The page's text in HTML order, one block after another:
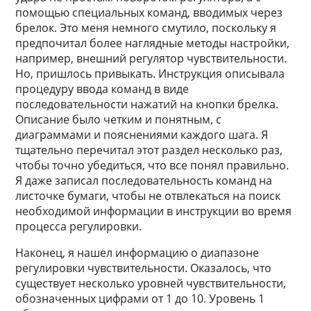
помощью специальных команд, вводимых через
брелок. Это меня немного смутило, поскольку я
предпочитал более наглядные методы настройки,
например, внешний регулятор чувствительности.
Но, пришлось привыкать. Инструкция описывала
процедуру ввода команд в виде
последовательности нажатий на кнопки брелка.
Описание было четким и понятным, с
диаграммами и пояснениями каждого шага. Я
тщательно перечитал этот раздел несколько раз,
чтобы точно убедиться, что все понял правильно.
Я даже записал последовательность команд на
листочке бумаги, чтобы не отвлекаться на поиск
необходимой информации в инструкции во время
процесса регулировки.
Наконец, я нашел информацию о диапазоне
регулировки чувствительности. Оказалось, что
существует несколько уровней чувствительности,
обозначенных цифрами от 1 до 10. Уровень 1